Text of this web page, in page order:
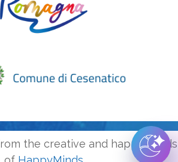
the creative and happy minds